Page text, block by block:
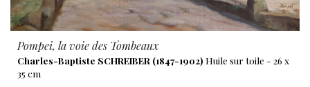
Pompei, la voie des Tombeaux
Charles-Baptiste SCHREIBER (1847-1902) Huile sur toile - 26 x
35 cm